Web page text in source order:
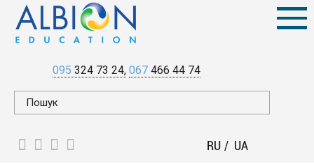
095 324 73 24 067 466 44 74
RU UA